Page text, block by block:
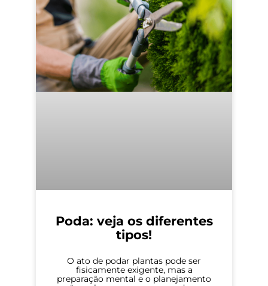
Poda: veja os diferentes
tipos!
O ato de podar plantas pode ser
fisicamente exigente, mas a
preparação mental e o planejamento